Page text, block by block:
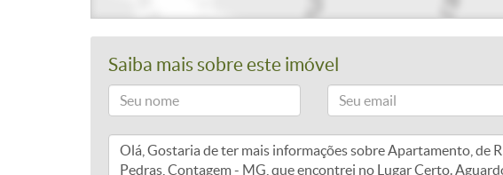
Saiba mais sobre este imóvel